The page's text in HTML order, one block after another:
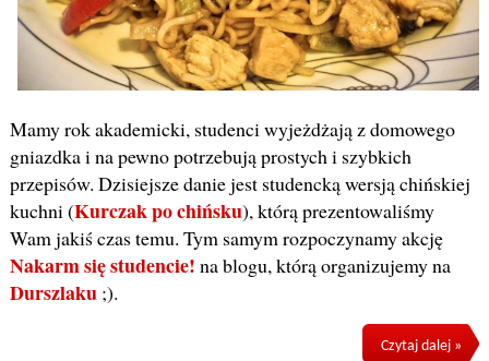
Mamy rok akademicki, studenci wyjeżdżają z domowego
gniazdka i na pewno potrzebują prostych i szybkich
przepisów. Dzisiejsze danie jest studencką wersją chińskiej
kuchni (Kurczak po chińsku), którą prezentowaliśmy
Wam jakiś czas temu. Tym samym rozpoczynamy akcję
Nakarm się studencie! na blogu, którą organizujemy na
Durszlaku ;).
Czytaj dalej »